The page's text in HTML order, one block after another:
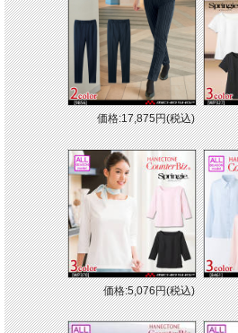
価格:17,875円(税込)
価格:5,076円(税込)